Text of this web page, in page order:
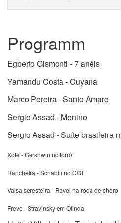
Programm
Egberto Gismonti - 7 anéis
Yamandu Costa - Cuyana
Marco Pereira - Santo Amaro
Sergio Assad - Menino
Sergio Assad - Suíte brasileira
Xote - Gershwin no forró
Rancheira - Scriabin no CGT
Valsa seresteira - Ravel na roda de choro
Frevo - Stravinsky em Olinda